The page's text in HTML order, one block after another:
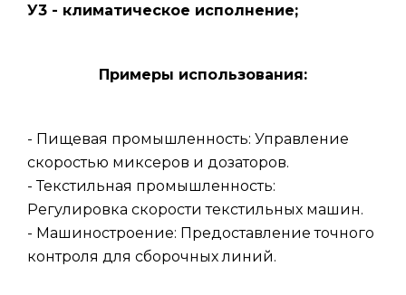
У3 - климатическое исполнение;
Примеры использования:
- Пищевая промышленность: Управление
скоростью миксеров и дозаторов.
- Текстильная промышленность:
Регулировка скорости текстильных машин.
- Машиностроение: Предоставление точного
контроля для сборочных линий.